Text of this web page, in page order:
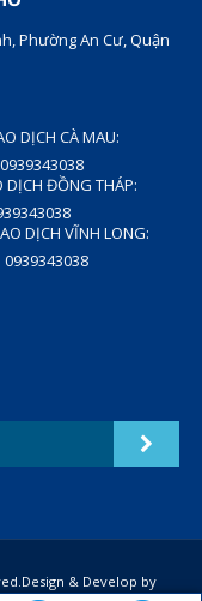
Phường An Cư, Quận
DỊCH CÀ MAU:
DỊCH ĐỒNG THÁP:
DỊCH VĨNH LONG:
& Develop by